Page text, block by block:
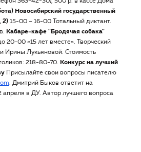
Новосибирский государственный
2) 15-00 – 16-00 Тотальный диктант.
Кабаре-кафе "Бродячая собака"
20-00 «15 лет вместе». Творческий
Ирины Лукьяновой. Стоимость
218-80-70. Конкурс на лучший
Присылайте свои вопросы писателю
. Дмитрий Быков ответит на
в ДУ. Автор лучшего вопроса